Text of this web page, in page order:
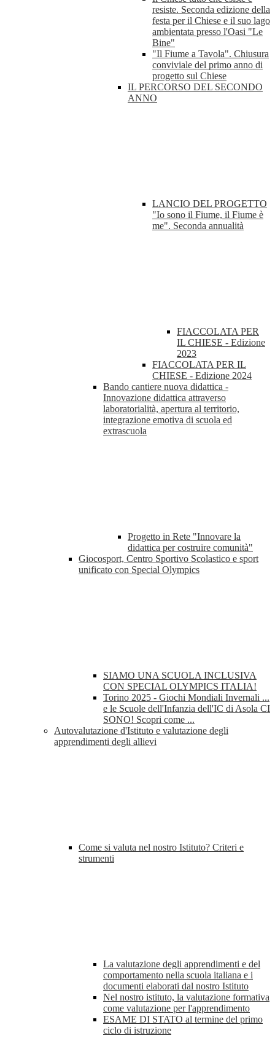
resiste. Seconda edizione della
festa per il Chiese e il suo lago
ambientata presso l'Oasi "Le
Bine"
"Il Fiume a Tavola". Chiusura
conviviale del primo anno di
progetto sul Chiese
IL PERCORSO DEL SECONDO
ANNO
LANCIO DEL PROGETTO
"Io sono il Fiume, il Fiume è
me". Seconda annualità
FIACCOLATA PER
IL CHIESE - Edizione
2023
FIACCOLATA PER IL
CHIESE - Edizione 2024
Bando cantiere nuova didattica -
Innovazione didattica attraverso
laboratorialità, apertura al territorio,
integrazione emotiva di scuola ed
extrascuola
Progetto in Rete "Innovare la
didattica per costruire comunità"
Giocosport, Centro Sportivo Scolastico e sport
unificato con Special Olympics
SIAMO UNA SCUOLA INCLUSIVA
CON SPECIAL OLYMPICS ITALIA!
Torino 2025 - Giochi Mondiali Invernali ...
e le Scuole dell'Infanzia dell'IC di Asola CI
SONO! Scopri come ...
Autovalutazione d'Istituto e valutazione degli
apprendimenti degli allievi
Come si valuta nel nostro Istituto? Criteri e
strumenti
La valutazione degli apprendimenti e del
comportamento nella scuola italiana e i
documenti elaborati dal nostro Istituto
Nel nostro istituto, la valutazione formativa
come valutazione per l'apprendimento
ESAME DI STATO al termine del primo
ciclo di istruzione